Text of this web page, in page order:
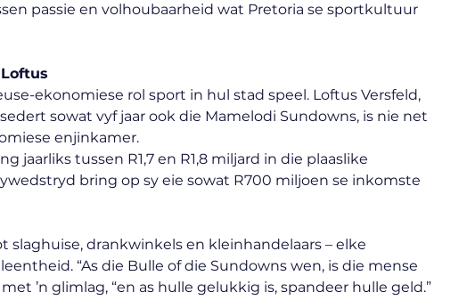
passie en volhoubaarheid wat Pretoria se sportkultuur
ekonomiese rol sport in hul stad speel. Loftus Versfeld,
sowat vyf jaar ook die Mamelodi Sundowns, is nie net
enjinkamer.
jaarliks tussen R1,7 en R1,8 miljard in die plaaslike
bring op sy eie sowat R700 miljoen se inkomste
slaghuise, drankwinkels en kleinhandelaars – elke
“As die Bulle of die Sundowns wen, is die mense
’n glimlag, “en as hulle gelukkig is, spandeer hulle geld.”